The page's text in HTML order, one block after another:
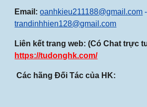
Email: oanhkieu211188@gmail.com -
trandinhhien128@gmail.com
Liên kết trang web: (Có Chat trực
https://tudonghk.com/
Các hãng Đối Tác của HK: